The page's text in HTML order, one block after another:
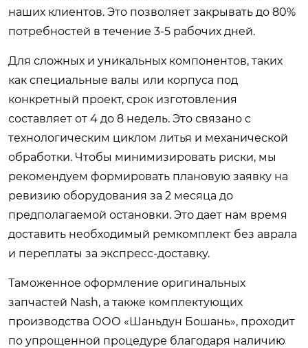
наших клиентов. Это позволяет закрывать до 80%
потребностей в течение 3-5 рабочих дней.
Для сложных и уникальных компонентов, таких
как специальные валы или корпуса под
конкретный проект, срок изготовления
составляет от 4 до 8 недель. Это связано с
технологическим циклом литья и механической
обработки. Чтобы минимизировать риски, мы
рекомендуем формировать плановую заявку на
ревизию оборудования за 2 месяца до
предполагаемой остановки. Это дает нам время
доставить необходимый ремкомплект без аврала
и переплаты за экспресс-доставку.
Таможенное оформление оригинальных
запчастей Nash, а также комплектующих
производства ООО «Шаньдун Бошань», проходит
по упрощенной процедуре благодаря наличию